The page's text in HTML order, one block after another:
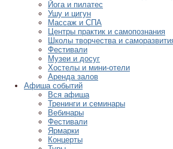
Йога и пилатес
Ушу и цигун
Массаж и СПА
Центры практик и самопознания
Школы творчества и
Фестивали
Музеи и досуг
Хостелы и мини-отели
Аренда залов
Афиша событий
Вся афиша
Тренинги и семинары
Вебинары
Фестивали
Ярмарки
Концерты